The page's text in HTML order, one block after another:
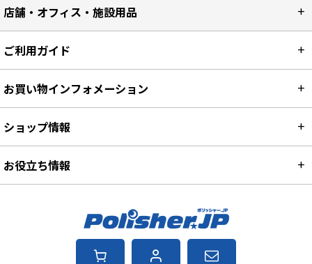
店舗・オフィス・施設用品
ご利用ガイド
お買い物インフォメーション
ショップ情報
お役立ち情報